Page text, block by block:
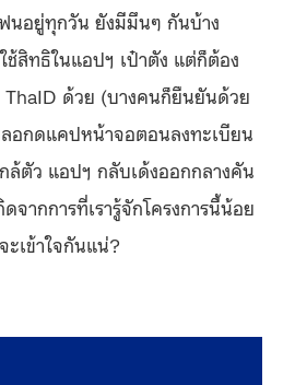
นอยู่ทุกวัน ยังมีมึนๆ กันบ้าง
ช้สิทธิในแอปฯ เป๋าตัง แต่ก็ต้อง
ด้วย (บางคนก็ยืนยันด้วย
อกดแคปหน้าจอตอนลงทะเบียน
ล้ตัว แอปฯ กลับเด้งออกกลางคัน
ากการที่เรารู้จักโครงการนี้น้อย
เข้าใจกันแน่?